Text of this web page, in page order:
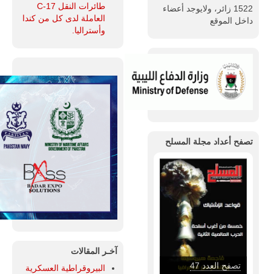
1522 زائر، ولايوجد أعضاء
داخل الموقع
تصفح أعداد مجلة المسلح
تصفح العدد 46
طائرات النقل C-17
العاملة لدى كل من كندا
وأستراليا.
آخـر المقالات
البيروقراطية العسكرية